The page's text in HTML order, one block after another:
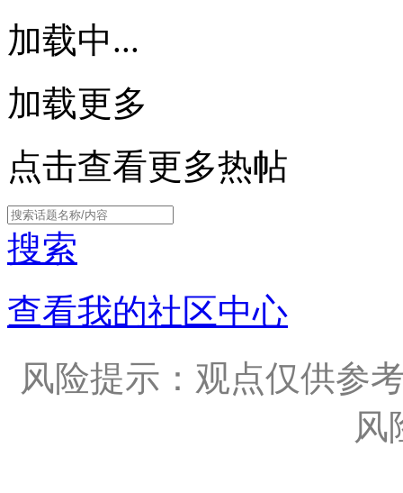
加载中...
加载更多
点击查看更多热帖
搜索
查看我的社区中心
风险提示：观点仅供参
风